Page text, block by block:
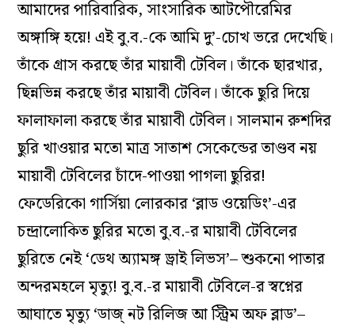
আমাদের পারিবারিক, সাংসারিক আটপৌরেমির
অঙ্গাঙ্গি হয়ে! এই বু.ব.-কে আমি দু’-চোখ ভরে দেখেছি।
তাঁকে গ্রাস করছে তাঁর মায়াবী টেবিল। তাঁকে ছারখার,
ছিন্নভিন্ন করছে তাঁর মায়াবী টেবিল। তাঁকে ছুরি দিয়ে
ফালাফালা করছে তাঁর মায়াবী টেবিল। সালমান রুশদির
ছুরি খাওয়ার মতো মাত্র সাতাশ সেকেন্ডের তাণ্ডব নয়
মায়াবী টেবিলের চাঁদে-পাওয়া পাগলা ছুরির!
ফেডেরিকো গার্সিয়া লোরকার ‘ব্লাড ওয়েডিং’-এর
চন্দ্রালোকিত ছুরির মতো বু.ব.-র মায়াবী টেবিলের
ছুরিতে নেই ‘ডেথ অ‌্যামঙ্গ ড্রাই লিভস’– শুকনো পাতার
অন্দরমহলে মৃত‌্যু! বু.ব.-র মায়াবী টেবিলে-র স্বপ্নের
আঘাতে মৃত‌্যু ‘ডাজ্‌ নট রিলিজ আ স্ট্রিম অফ ব্লাড’–